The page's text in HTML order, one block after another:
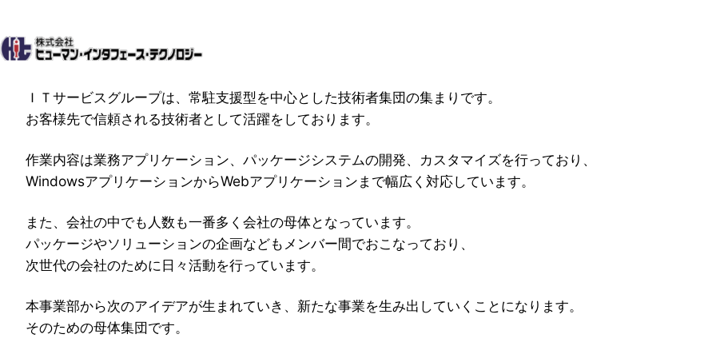
を
ＩＴサービスグループは、常駐支援型を中心とした技術者集団の集まりです。
お客様先で信頼される技術者として活躍をしております。
作業内容は業務アプリケーション、パッケージシステムの開発、カスタマイズを行っており、
WindowsアプリケーションからWebアプリケーションまで幅広く対応しています。
また、会社の中でも人数も一番多く会社の母体となっています。
パッケージやソリューションの企画などもメンバー間でおこなっており、
次世代の会社のために日々活動を行っています。
本事業部から次のアイデアが生まれていき、新たな事業を生み出していくことになります。
そのための母体集団です。